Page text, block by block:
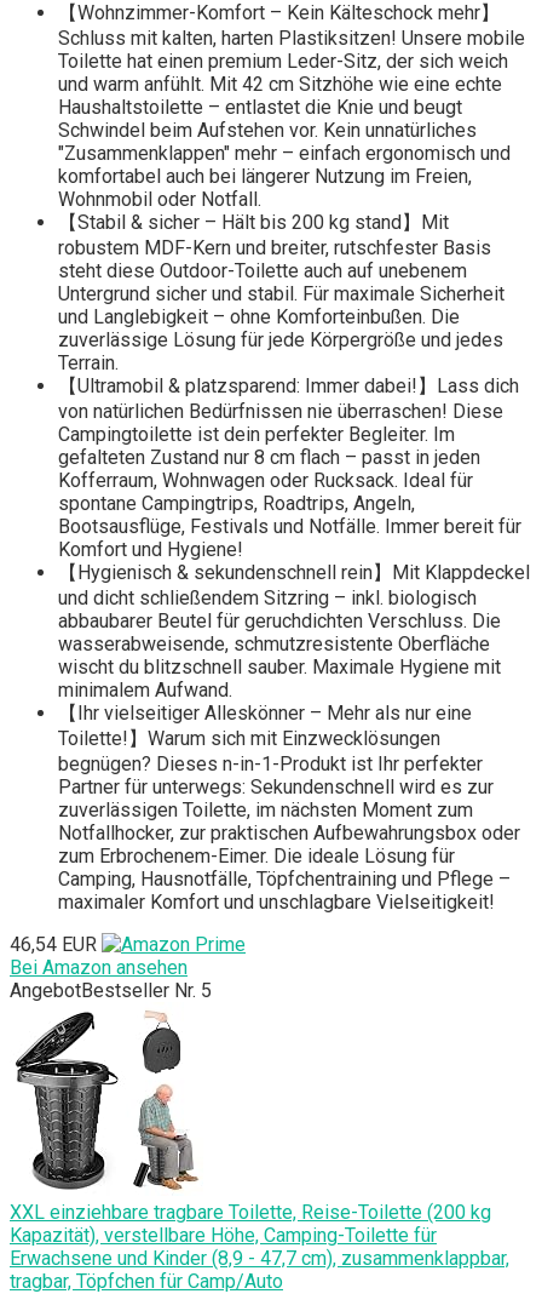
【Wohnzimmer-Komfort – Kein Kälteschock mehr】
Schluss mit kalten, harten Plastiksitzen! Unsere mobile
Toilette hat einen premium Leder-Sitz, der sich weich
und warm anfühlt. Mit 42 cm Sitzhöhe wie eine echte
Haushaltstoilette – entlastet die Knie und beugt
Schwindel beim Aufstehen vor. Kein unnatürliches
"Zusammenklappen" mehr – einfach ergonomisch und
komfortabel auch bei längerer Nutzung im Freien,
Wohnmobil oder Notfall.
【Stabil & sicher – Hält bis 200 kg stand】Mit
robustem MDF-Kern und breiter, rutschfester Basis
steht diese Outdoor-Toilette auch auf unebenem
Untergrund sicher und stabil. Für maximale Sicherheit
und Langlebigkeit – ohne Komforteinbußen. Die
zuverlässige Lösung für jede Körpergröße und jedes
Terrain.
【Ultramobil & platzsparend: Immer dabei!】Lass dich
von natürlichen Bedürfnissen nie überraschen! Diese
Campingtoilette ist dein perfekter Begleiter. Im
gefalteten Zustand nur 8 cm flach – passt in jeden
Kofferraum, Wohnwagen oder Rucksack. Ideal für
spontane Campingtrips, Roadtrips, Angeln,
Bootsausflüge, Festivals und Notfälle. Immer bereit für
Komfort und Hygiene!
【Hygienisch & sekundenschnell rein】Mit Klappdeckel
und dicht schließendem Sitzring – inkl. biologisch
abbaubarer Beutel für geruchdichten Verschluss. Die
wasserabweisende, schmutzresistente Oberfläche
wischt du blitzschnell sauber. Maximale Hygiene mit
minimalem Aufwand.
【Ihr vielseitiger Alleskönner – Mehr als nur eine
Toilette!】Warum sich mit Einzwecklösungen
begnügen? Dieses n-in-1-Produkt ist Ihr perfekter
Partner für unterwegs: Sekundenschnell wird es zur
zuverlässigen Toilette, im nächsten Moment zum
Notfallhocker, zur praktischen Aufbewahrungsbox oder
zum Erbrochenem-Eimer. Die ideale Lösung für
Camping, Hausnotfälle, Töpfchentraining und Pflege –
maximaler Komfort und unschlagbare Vielseitigkeit!
46,54 EUR
Bei Amazon ansehen
AngebotBestseller Nr. 5
XXL einziehbare tragbare Toilette, Reise-Toilette (200 kg
Kapazität), verstellbare Höhe, Camping-Toilette für
Erwachsene und Kinder (8,9 - 47,7 cm), zusammenklappbar,
tragbar, Töpfchen für Camp/Auto